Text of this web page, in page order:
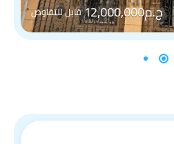
ج.م12,000,000 قابل للتفاوض